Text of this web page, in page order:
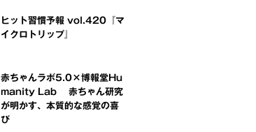
ヒット習慣予報 vol.420『マ
イクロトリップ』
赤ちゃんラボ5.0×博報堂Hu
manity Lab 赤ちゃん研究
が明かす、本質的な感覚の喜
び